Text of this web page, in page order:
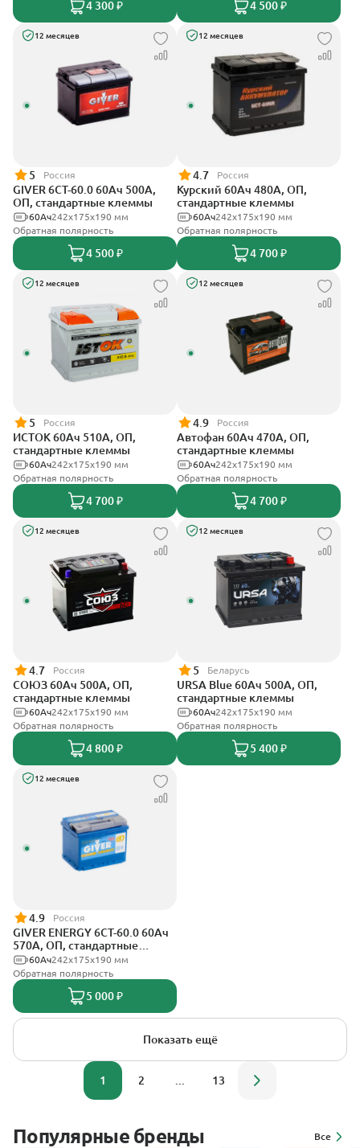
4 300 ₽ 4 500 ₽
12 месяцев
5 Россия
GIVER 6СТ-60.0 60Ач 500А,
ОП, стандартные клеммы
242х175х190 мм
60Ач
Обратная полярность
4 500 ₽
12 месяцев
4.7 Россия
Курский 60Ач 480А, ОП,
стандартные клеммы
242x175x190 мм
60Ач
Обратная полярность
4 700 ₽
12 месяцев
5 Россия
ИСТОК 60Ач 510А, ОП,
стандартные клеммы
242x175x190 мм
60Ач
Обратная полярность
4 700 ₽
12 месяцев
4.9 Россия
Автофан 60Ач 470А, ОП,
стандартные клеммы
242х175х190 мм
60Ач
Обратная полярность
4 700 ₽
12 месяцев
4.7 Россия
СОЮЗ 60Ач 500А, ОП,
стандартные клеммы
242x175x190 мм
60Ач
Обратная полярность
4 800 ₽
12 месяцев
5 Беларусь
URSA Blue 60Ач 500А, ОП,
стандартные клеммы
242х175х190 мм
60Ач
Обратная полярность
5 400 ₽
12 месяцев
4.9 Россия
GIVER ENERGY 6СТ-60.0 60Ач
570А, ОП, стандартные
клеммы242х175х190 мм
60Ач
Обратная полярность
5 000 ₽
Показать ещё
1 2 13
Популярные бренды Все